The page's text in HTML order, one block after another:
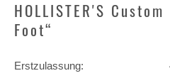
HOLLISTER'S
Foot“
Erstzulassung: